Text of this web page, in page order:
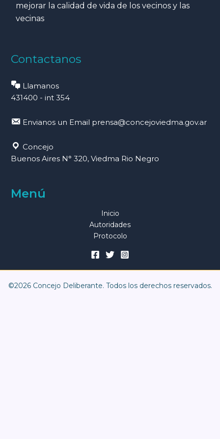
mejorar la calidad de vida de los vecinos y las
vecinas
Contactanos
Llamanos
431400 - int 354
Envianos un Email prensa@concejoviedma.gov.ar
Concejo
Buenos Aires N° 320, Viedma Rio Negro
Menú
Inicio
Autoridades
Protocolo
©2026 Concejo Deliberante. Todos los derechos reservados.